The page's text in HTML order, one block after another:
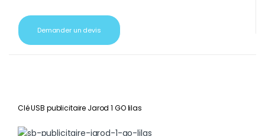
Demander un devis
Clé USB publicitaire Jarod 1 GO lilas